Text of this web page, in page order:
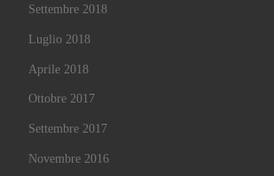
Settembre 2018
Luglio 2018
Aprile 2018
Ottobre 2017
Settembre 2017
Novembre 2016